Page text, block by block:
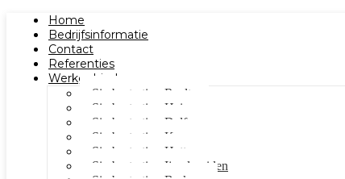
Home
Bedrijfsinformatie
Contact
Referenties
Werkgebied
Sierbestrating Raalte
Sierbestrating Heino
Sierbestrating Dalfsen
Sierbestrating Kampen
Sierbestrating Hattem
Sierbestrating Ijsselmuiden